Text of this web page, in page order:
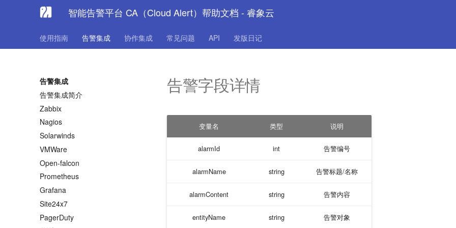
智能告警平台 CA（Cloud Alert）帮助文档 - 睿象云
使用指南 告警集成 协作集成 常见问题 API 发版日记
告警集成
告警集成简介
Zabbix
Nagios
Solarwinds
VMWare
Open-falcon
Prometheus
Grafana
Site24x7
PagerDuty
告警字段详情
变量名 类型 说明
alarmId int 告警编号
alarmName string 告警标题/名称
alarmContent string 告警内容
entityName string 告警对象